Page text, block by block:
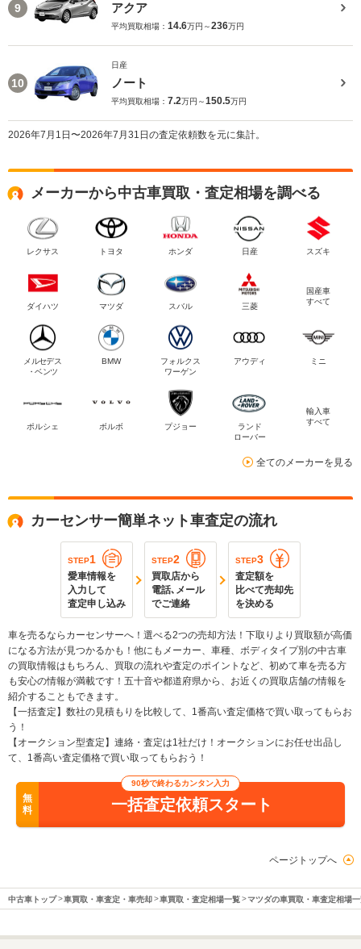
9 アクア
平均買取相場： 14.6万円～236万円
10
日産
ノート
平均買取相場： 7.2万円～150.5万円
2026年7月1日〜2026年7月31日の査定依頼数を元に集計。
メーカーから中古車買取・査定相場を調べる
レクサス トヨタ ホンダ 日産 スズキ
ダイハツ マツダ スバル 三菱
国産車
すべて
メルセデス
・ベンツ
BMW
フォルクス
ワーゲン
アウディ ミニ
ポルシェ ボルボ プジョー
ランド
ローバー
輸入車
すべて
全てのメーカーを見る
カーセンサー簡単ネット車査定の流れ
STEP1
愛車情報を
入力して
査定申し込み
STEP2
買取店から
電話､メール
でご連絡
STEP3
査定額を
比べて売却先
を決める
車を売るならカーセンサーへ！選べる2つの売却方法！下取りより買取額が高価
になる方法が見つかるかも！他にもメーカー、車種、ボディタイプ別の中古車
の買取情報はもちろん、買取の流れや査定のポイントなど、初めて車を売る方
も安心の情報が満載です！五十音や都道府県から、お近くの買取店舗の情報を
紹介することもできます。
【一括査定】数社の見積もりを比較して、1番高い査定価格で買い取ってもらお
う！
【オークション型査定】連絡・査定は1社だけ！オークションにお任せ出品し
て、1番高い査定価格で買い取ってもらおう！
無
料
90秒で終わるカンタン入力
一括査定依頼スタート
ページトップへ
中古車トップ 車買取・車査定・車売却 車買取・査定相場一覧 マツダの車買取・車査定相場